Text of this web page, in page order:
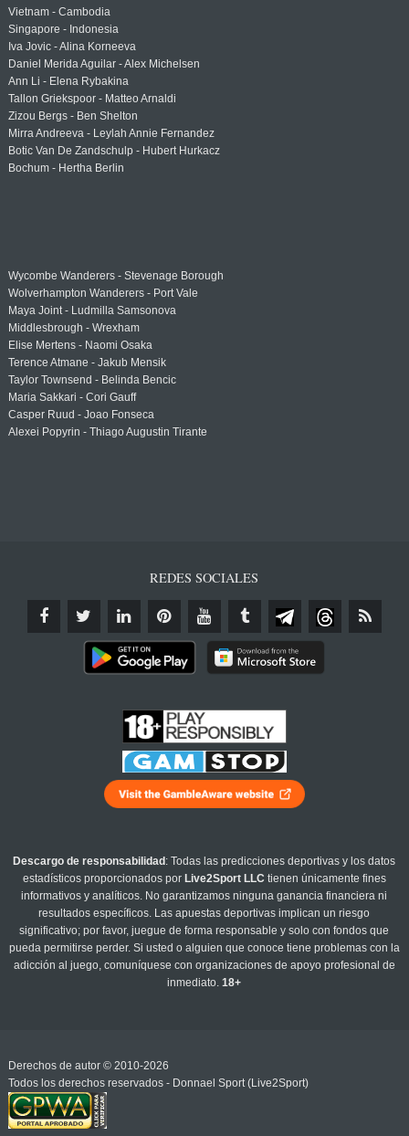
Vietnam - Cambodia
Singapore - Indonesia
Iva Jovic - Alina Korneeva
Daniel Merida Aguilar - Alex Michelsen
Ann Li - Elena Rybakina
Tallon Griekspoor - Matteo Arnaldi
Zizou Bergs - Ben Shelton
Mirra Andreeva - Leylah Annie Fernandez
Botic Van De Zandschulp - Hubert Hurkacz
Bochum - Hertha Berlin
Wycombe Wanderers - Stevenage Borough
Wolverhampton Wanderers - Port Vale
Maya Joint - Ludmilla Samsonova
Middlesbrough - Wrexham
Elise Mertens - Naomi Osaka
Terence Atmane - Jakub Mensik
Taylor Townsend - Belinda Bencic
Maria Sakkari - Cori Gauff
Casper Ruud - Joao Fonseca
Alexei Popyrin - Thiago Augustin Tirante
REDES SOCIALES
Descargo de responsabilidad : Todas las predicciones deportivas y los datos
estadísticos proporcionados por Live2Sport LLC tienen únicamente fines
informativos y analíticos. No garantizamos ninguna ganancia financiera ni
resultados específicos. Las apuestas deportivas implican un riesgo
significativo; por favor, juegue de forma responsable y solo con fondos que
pueda permitirse perder. Si usted o alguien que conoce tiene problemas con la
adicción al juego, comuníquese con organizaciones de apoyo profesional de
inmediato.18+
Derechos de autor © 2010-2026
Todos los derechos reservados - Donnael Sport (Live2Sport)